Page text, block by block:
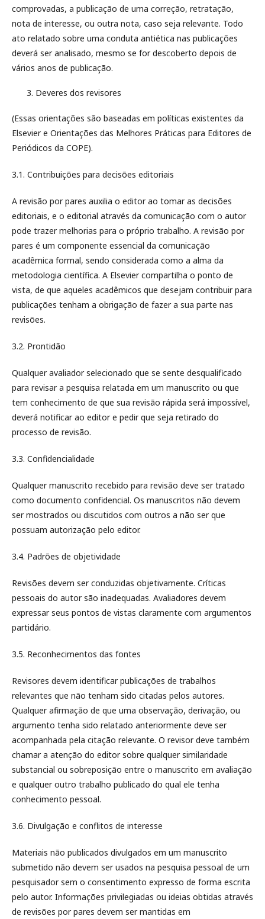
comprovadas, a publicação de uma correção, retratação,
nota de interesse, ou outra nota, caso seja relevante. Todo
ato relatado sobre uma conduta antiética nas publicações
deverá ser analisado, mesmo se for descoberto depois de
vários anos de publicação.
Deveres dos revisores
(Essas orientações são baseadas em políticas existentes da
Elsevier e Orientações das Melhores Práticas para Editores de
Periódicos da COPE).
3.1. Contribuições para decisões editoriais
A revisão por pares auxilia o editor ao tomar as decisões
editoriais, e o editorial através da comunicação com o autor
pode trazer melhorias para o próprio trabalho. A revisão por
pares é um componente essencial da comunicação
acadêmica formal, sendo considerada como a alma da
metodologia científica. A Elsevier compartilha o ponto de
vista, de que aqueles acadêmicos que desejam contribuir para
publicações tenham a obrigação de fazer a sua parte nas
revisões.
3.2. Prontidão
Qualquer avaliador selecionado que se sente desqualificado
para revisar a pesquisa relatada em um manuscrito ou que
tem conhecimento de que sua revisão rápida será impossível,
deverá notificar ao editor e pedir que seja retirado do
processo de revisão.
3.3. Confidencialidade
Qualquer manuscrito recebido para revisão deve ser tratado
como documento confidencial. Os manuscritos não devem
ser mostrados ou discutidos com outros a não ser que
possuam autorização pelo editor.
3.4. Padrões de objetividade
Revisões devem ser conduzidas objetivamente. Críticas
pessoais do autor são inadequadas. Avaliadores devem
expressar seus pontos de vistas claramente com argumentos
partidário.
3.5. Reconhecimentos das fontes
Revisores devem identificar publicações de trabalhos
relevantes que não tenham sido citadas pelos autores.
Qualquer afirmação de que uma observação, derivação, ou
argumento tenha sido relatado anteriormente deve ser
acompanhada pela citação relevante. O revisor deve também
chamar a atenção do editor sobre qualquer similaridade
substancial ou sobreposição entre o manuscrito em avaliação
e qualquer outro trabalho publicado do qual ele tenha
conhecimento pessoal.
3.6. Divulgação e conflitos de interesse
Materiais não publicados divulgados em um manuscrito
submetido não devem ser usados na pesquisa pessoal de um
pesquisador sem o consentimento expresso de forma escrita
pelo autor. Informações privilegiadas ou ideias obtidas através
de revisões por pares devem ser mantidas em